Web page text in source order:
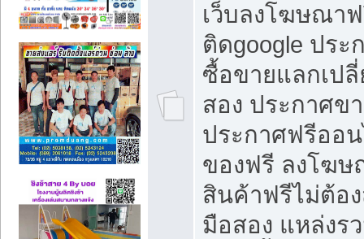
เว็บลงโฆษณา
ติดgoogle ปร
ซื้อขายแลกเป
สอง ประกาศข
ประกาศฟรีออ
ของฟรี ลงโฆ
สินค้าฟรีไม่ต้อ
มือสอง แหล่งร